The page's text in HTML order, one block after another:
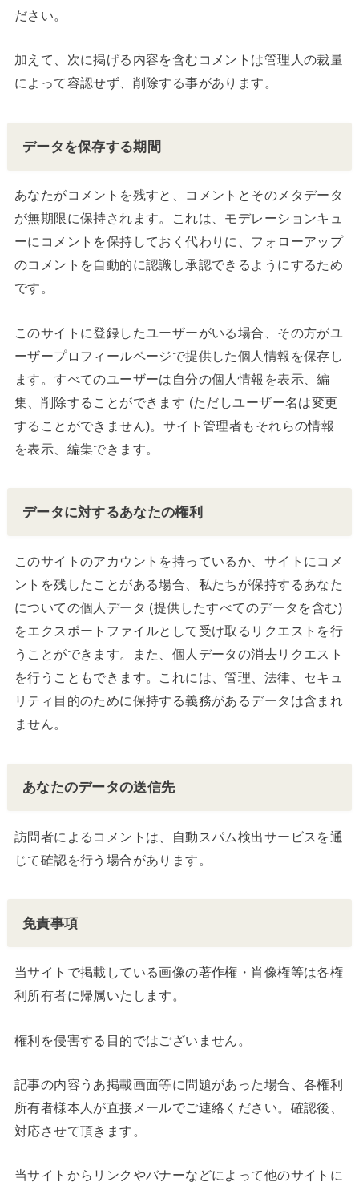
ださい。
加えて、次に掲げる内容を含むコメントは管理人の裁量
によって容認せず、削除する事があります。
データを保存する期間
あなたがコメントを残すと、コメントとそのメタデータ
が無期限に保持されます。これは、モデレーションキュ
ーにコメントを保持しておく代わりに、フォローアップ
のコメントを自動的に認識し承認できるようにするため
です。
このサイトに登録したユーザーがいる場合、その方がユ
ーザープロフィールページで提供した個人情報を保存し
ます。すべてのユーザーは自分の個人情報を表示、編
集、削除することができます (ただしユーザー名は変更
することができません)。サイト管理者もそれらの情報
を表示、編集できます。
データに対するあなたの権利
このサイトのアカウントを持っているか、サイトにコメ
ントを残したことがある場合、私たちが保持するあなた
についての個人データ (提供したすべてのデータを含む)
をエクスポートファイルとして受け取るリクエストを行
うことができます。また、個人データの消去リクエスト
を行うこともできます。これには、管理、法律、セキュ
リティ目的のために保持する義務があるデータは含まれ
ません。
あなたのデータの送信先
訪問者によるコメントは、自動スパム検出サービスを通
じて確認を行う場合があります。
免責事項
当サイトで掲載している画像の著作権・肖像権等は各権
利所有者に帰属いたします。
権利を侵害する目的ではございません。
記事の内容うあ掲載画面等に問題があった場合、各権利
所有者様本人が直接メールでご連絡ください。確認後、
対応させて頂きます。
当サイトからリンクやバナーなどによって他のサイトに